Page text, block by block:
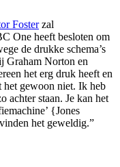
Fosterzal
One heeft besloten om
de drukke schema’s
Graham Norton en
het erg druk heeft en
het gewoon niet. Ik heb
achter staan. Je kan het
{Jones
het geweldig.”